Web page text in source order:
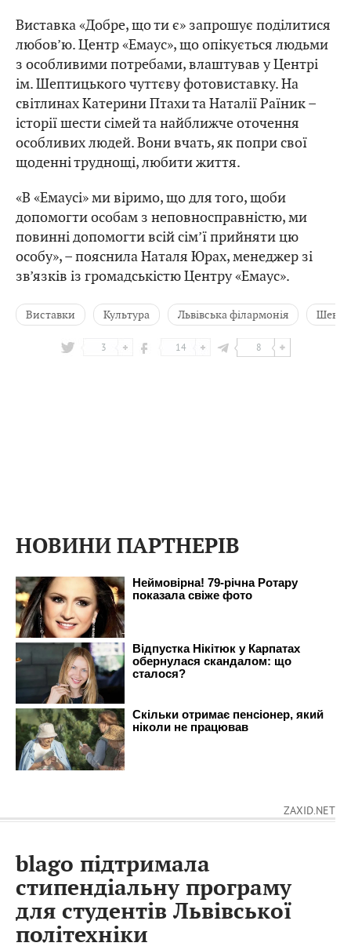
Виставка «Добре, що ти є» запрошує поділитися
любов’ю. Центр «Емаус», що опікується людьми
з особливими потребами, влаштував у Центрі
ім. Шептицького чуттєву фотовиставку. На
світлинах Катерини Птахи та Наталії Раїник –
історії шести сімей та найближче оточення
особливих людей. Вони вчать, як попри свої
щоденні труднощі, любити життя.
«В «Емаусі» ми віримо, що для того, щоби
допомогти особам з неповносправністю, ми
повинні допомогти всій сім’ї прийняти цю
особу», – пояснила Наталя Юрах, менеджер зі
зв’язків із громадськістю Центру «Емаус».
Виставки Культура Львівська філармонія
3 14 8
НОВИНИ ПАРТНЕРІВ
ZAXID.NET
blago підтримала
стипендіальну програму
для студентів Львівської
політехніки